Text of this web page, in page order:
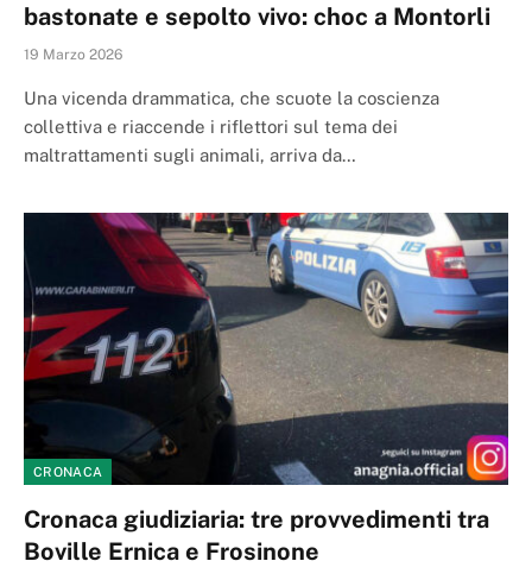
bastonate e sepolto vivo: choc a Montorli
19 Marzo 2026
Una vicenda drammatica, che scuote la coscienza
collettiva e riaccende i riflettori sul tema dei
maltrattamenti sugli animali, arriva da…
CRONACA
Cronaca giudiziaria: tre provvedimenti tra
Boville Ernica e Frosinone